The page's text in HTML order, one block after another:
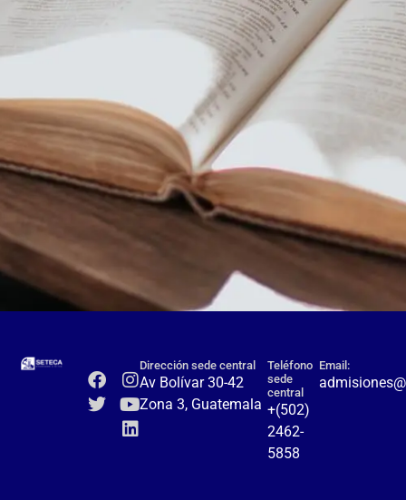
Dirección sede central
Av Bolívar 30-42
Zona 3, Guatemala
Teléfono
sede
central
+(502)
2462-
5858
Email: